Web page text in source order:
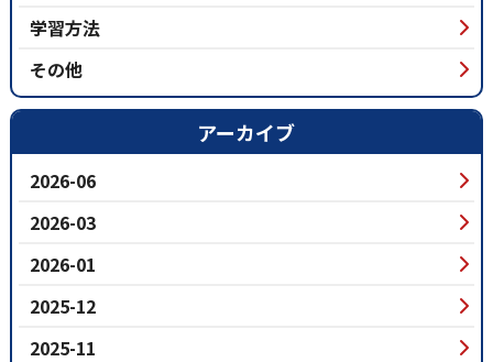
学習方法
その他
アーカイブ
2026-06
2026-03
2026-01
2025-12
2025-11